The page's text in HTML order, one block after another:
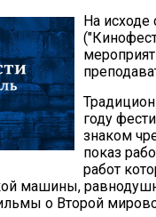
На исходе
году
знаком
показ
работ
машины,
о Второй